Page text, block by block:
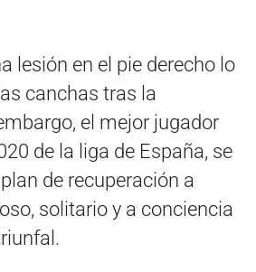
lesión en el pie derecho lo
canchas tras la
el mejor jugador
de la liga de España, se
de recuperación a
solitario y a conciencia